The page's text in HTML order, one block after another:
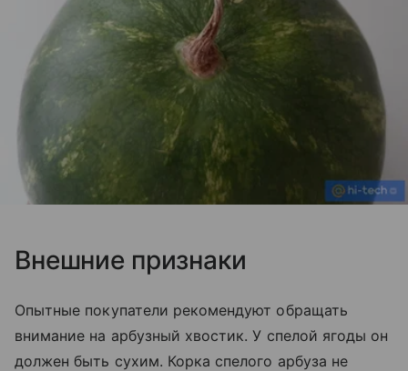
Внешние признаки
Опытные покупатели рекомендуют обращать
внимание на арбузный хвостик. У спелой ягоды он
должен быть сухим. Корка спелого арбуза не